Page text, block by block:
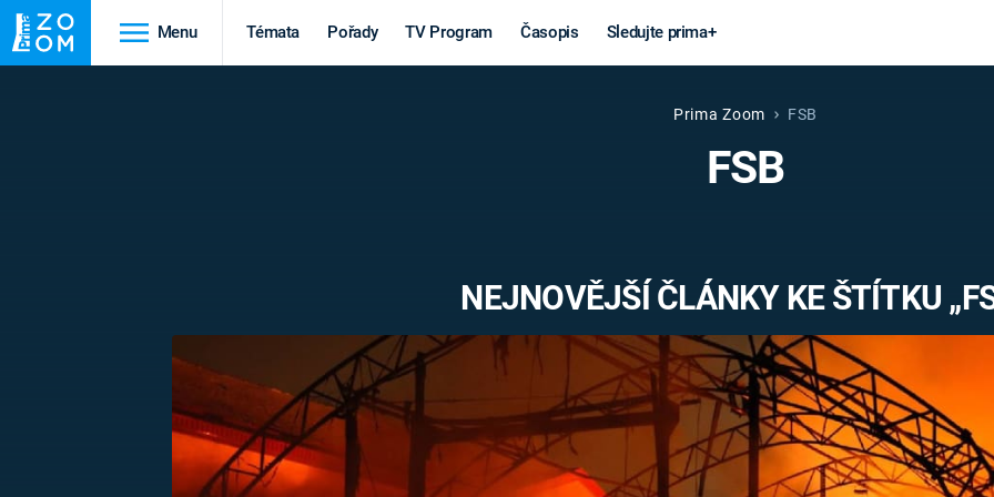
Menu Témata Pořady TV Program Časopis Sledujte prima+
STAROVĚKÝ EGYPT
technika
MARS
VÁLEČNÉ
Výročí
Záhady a
Prima Zoom FSB
FSB
NEJNOVĚJŠÍ ČLÁNKY KE ŠTÍTKU